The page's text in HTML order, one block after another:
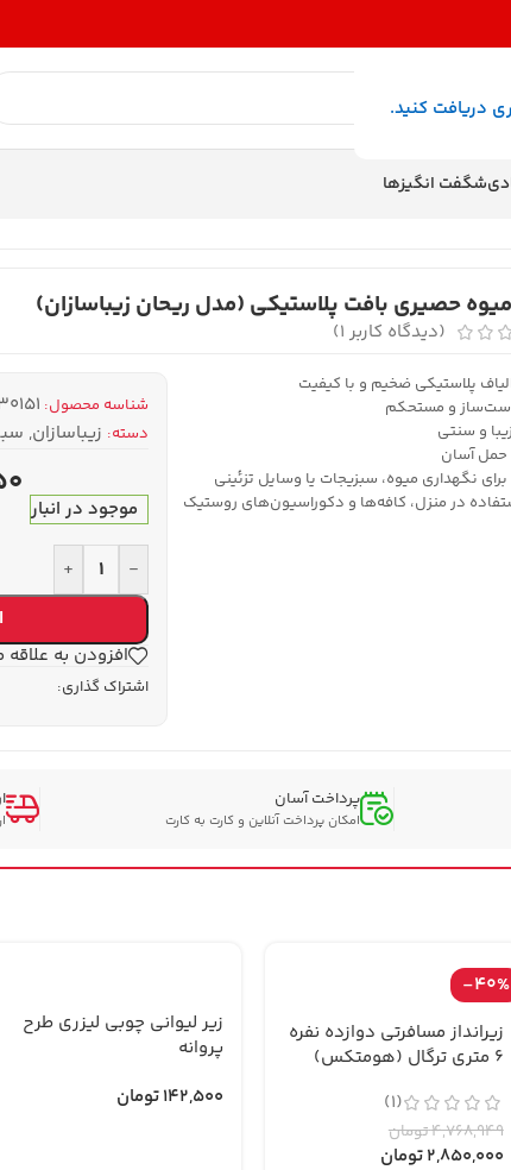
دریافت کنید.
شگفت انگیزها
حصیری بافت پلاستیکی (مدل ریحان زیباسازان)
(دیدگاه کاربر 1
)
پلاستیکی ضخیم و با کیفیت
و مستحکم
و سنتی
آسان
نگهداری میوه، سبزیجات یا وسایل تزئینی
در منزل، کافه‌ها و دکوراسیون‌های روستیک
شناسه محصول:
دسته: زیباسازان,
موجود در انبار
-
+
افزودن به
اشتراک گذاری:
پرداخت آسان
امکان پرداخت آنلاین و کارت به کارت
-40%
زیرانداز مسافرتی دوازده نفره
6 متری ترگال (هومتکس)
(1)
4,768,949تومان
2,850,000تومان
زير ليوانی چوبی لیزری طرح
پروانه
142,500تومان